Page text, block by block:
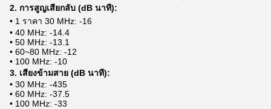
2. การสูญเสียกลับ (dB นาที):
• 1 ราคา 30 MHz: -16
• 40 MHz: -14.4
• 50 MHz: -13.1
• 60~80 MHz: -12
• 100 MHz: -10
3. เสียงข้ามสาย (dB นาที):
• 30 MHz: -435
• 60 MHz: -37.5
• 100 MHz: -33